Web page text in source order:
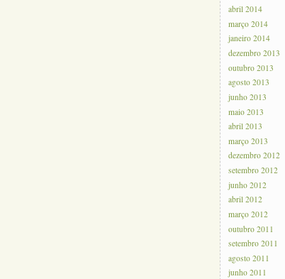
abril 2014
março 2014
janeiro 2014
dezembro 2013
outubro 2013
agosto 2013
junho 2013
maio 2013
abril 2013
março 2013
dezembro 2012
setembro 2012
junho 2012
abril 2012
março 2012
outubro 2011
setembro 2011
agosto 2011
junho 2011